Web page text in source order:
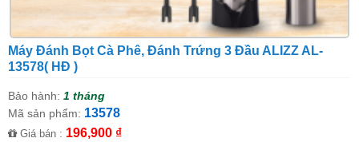
Máy Đánh Bọt Cà Phê, Đánh Trứng 3 Đầu ALIZZ AL-
13578( HĐ )
Bảo hành: 1 tháng
Mã sản phẩm: 13578
Giá bán : 196,900 ₫